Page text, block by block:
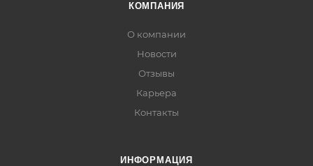
КОМПАНИЯ
О компании
Новости
Отзывы
Карьера
Контакты
ИНФОРМАЦИЯ